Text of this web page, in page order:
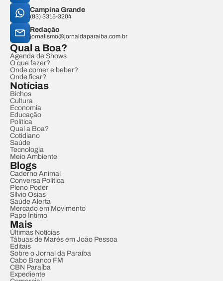
Campina Grande
(83) 3315-3204
Redação
jornalismo@jornaldaparaiba.com.br
Qual a Boa?
Agenda de Shows
O que fazer?
Onde comer e beber?
Onde ficar?
Notícias
Bichos
Cultura
Economia
Educação
Política
Qual a Boa?
Cotidiano
Saúde
Tecnologia
Meio Ambiente
Blogs
Caderno Animal
Conversa Política
Pleno Poder
Sílvio Osias
Saúde Alerta
Mercado em Movimento
Papo Íntimo
Mais
Últimas Notícias
Tábuas de Marés em João Pessoa
Editais
Sobre o Jornal da Paraíba
Cabo Branco FM
CBN Paraíba
Expediente